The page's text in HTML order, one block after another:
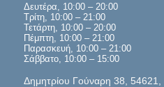
Δευτέρα, 10:00 – 20:00
Τρίτη, 10:00 – 21:00
Τετάρτη, 10:00 – 20:00
Πέμπτη, 10:00 – 21:00
Παρασκευή, 10:00 – 21:00
Σάββατο, 10:00 – 15:00
Δημητρίου Γούναρη 38, 54621,